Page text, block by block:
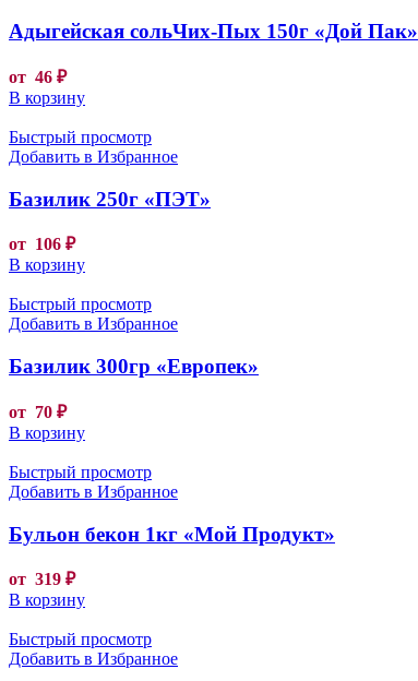
Адыгейская сольЧих-Пых 150г «Дой Пак»
от 46 ₽
В корзину
Быстрый просмотр
Добавить в Избранное
Базилик 250г «ПЭТ»
от 106 ₽
В корзину
Быстрый просмотр
Добавить в Избранное
Базилик 300гр «Европек»
от 70 ₽
В корзину
Быстрый просмотр
Добавить в Избранное
Бульон бекон 1кг «Мой Продукт»
от 319 ₽
В корзину
Быстрый просмотр
Добавить в Избранное